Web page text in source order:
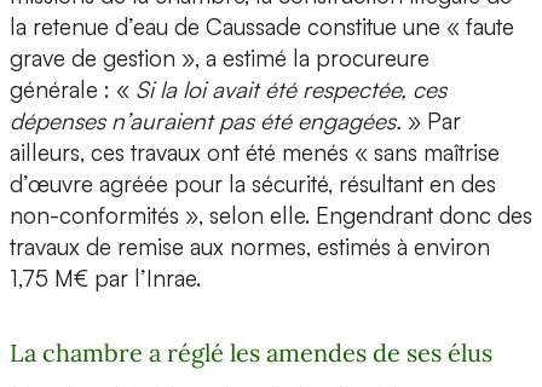
la retenue d’eau de Caussade constitue une « faute
grave de gestion », a estimé la procureure
générale : « Si la loi avait été respectée, ces
dépenses n’auraient pas été engagées. » Par
ailleurs, ces travaux ont été menés « sans maîtrise
d’œuvre agréée pour la sécurité, résultant en des
non-conformités », selon elle. Engendrant donc des
travaux de remise aux normes, estimés à environ
1,75 M€ par l’Inrae.
La chambre a réglé les amendes de ses élus